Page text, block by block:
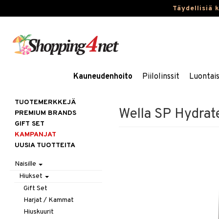
Täydellisiä
Kauneudenhoito Piilolinssit
Wella SP
TUOTEMERKKEJÄ
PREMIUM BRANDS
GIFT SET
KAMPANJAT
UUSIA TUOTTEITA
Naisille
Hiukset
Gift Set
Harjat / Kammat
Hiuskuurit